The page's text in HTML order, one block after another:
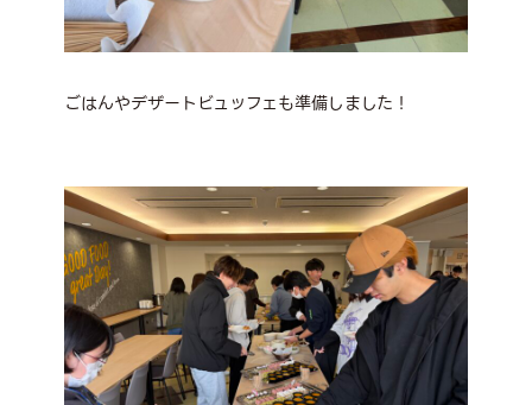
ごはんやデザートビュッフェも準備しました！